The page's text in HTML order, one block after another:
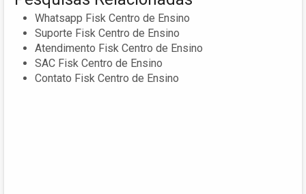
Whatsapp Fisk Centro de Ensino
Suporte Fisk Centro de Ensino
Atendimento Fisk Centro de Ensino
SAC Fisk Centro de Ensino
Contato Fisk Centro de Ensino